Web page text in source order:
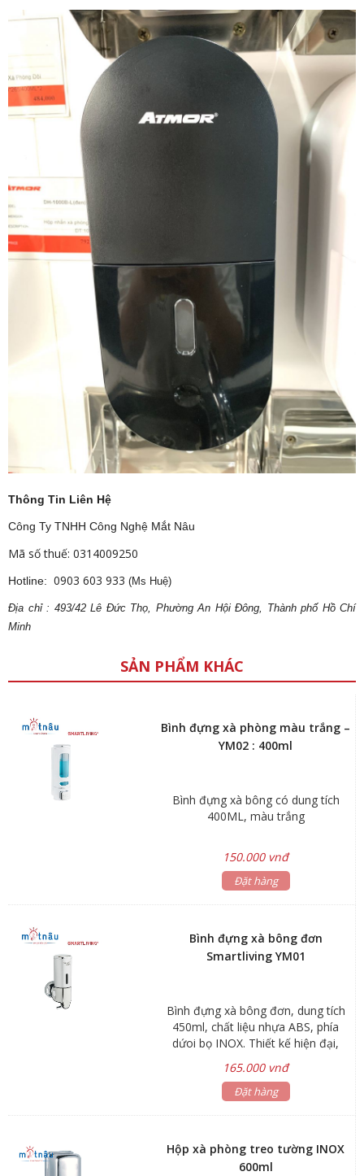
Thông Tin Liên Hệ
Công Ty TNHH Công Nghệ Mắt Nâu
Mã số thuế: 0314009250
Hotline: 0903 603 933 (Ms Huệ)
Địa chỉ : 493/42 Lê Đức Thọ, Phường An Hội Đông, Thành phố Hồ Chí
Minh
SẢN PHẨM KHÁC
Bình đựng xà phòng màu trắng –
YM02 : 400ml
Bình đựng xà bông có dung tích
400ML, màu trắng
150.000 vnđ
Đặt hàng
Bình đựng xà bông đơn
Smartliving YM01
Bình đựng xà bông đơn, dung tích
450ml, chất liệu nhựa ABS, phía
dứoi bọ INOX. Thiết kế hiện đại,
sang trọng
165.000 vnđ
Đặt hàng
Hộp xà phòng treo tường INOX
600ml